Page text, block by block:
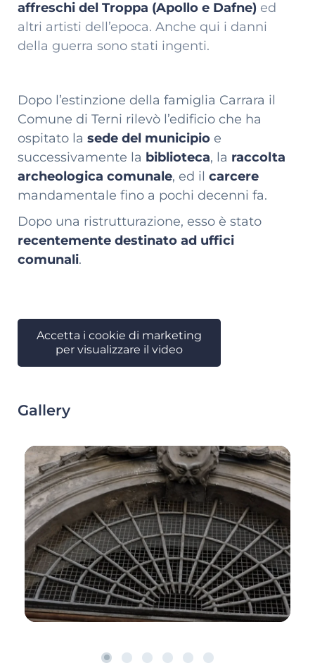
affreschi del Troppa (Apollo e Dafne) ed
altri artisti dell’epoca. Anche qui i danni
della guerra sono stati ingenti.
Dopo l’estinzione della famiglia Carrara il
Comune di Terni rilevò l’edificio che ha
ospitato la sede del municipio e
successivamente la biblioteca, la raccolta
archeologica comunale, ed il carcere
mandamentale fino a pochi decenni fa.
Dopo una ristrutturazione, esso è stato
recentemente destinato ad uffici
comunali.
Accetta i cookie di marketing
per visualizzare il video
Gallery